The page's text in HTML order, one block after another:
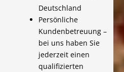
Deutschland
Persönliche
Kundenbetreuung –
bei uns haben Sie
jederzeit einen
qualifizierten